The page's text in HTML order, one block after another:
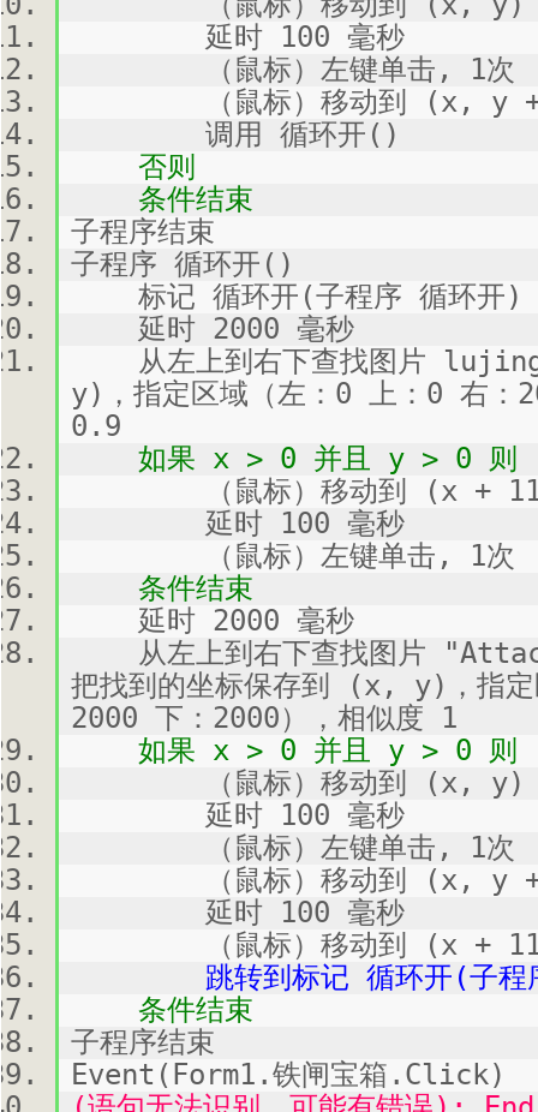
延时 100 毫秒
（鼠标）左键单击, 1次
（鼠标）移动到 (x, y +
调用 循环开()
否则
条件结束
子程序结束
子程序 循环开()
标记 循环开(子程序 循环开)
延时 2000 毫秒
从左上到右下查找图片 lujing
y)，指定区域（左：0 上：0 右：
0.9
如果 x > 0 并且 y > 0 则
（鼠标）移动到 (x +
延时 100 毫秒
（鼠标）左键单击, 1次
条件结束
延时 2000 毫秒
从左上到右下查找图片
把找到的坐标保存到 (x, y)，指
2000 下：2000），相似度 1
如果 x > 0 并且 y > 0 则
（鼠标）移动到 (x, y)
延时 100 毫秒
（鼠标）左键单击, 1次
（鼠标）移动到 (x, y +
延时 100 毫秒
（鼠标）移动到 (x +
跳转到标记 循环开(子程
条件结束
子程序结束
Event(Form1.铁闸宝箱.Click)